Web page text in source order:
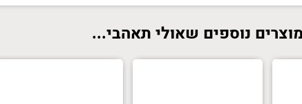
מוצרים נוספים שאולי תאהבי...